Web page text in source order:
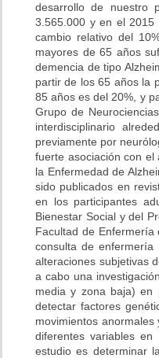
desarrollo de nuestro
3.565.000 y en el 2015
cambio relativo del
mayores de 65 años
demencia de tipo
partir de los 65 años la
85 años es del 20%, y
Grupo de
interdisciplinario
previamente por
fuerte asociación con el
la Enfermedad de
sido publicados en
en los participantes
Bienestar Social y del
Facultad de Enfermería
consulta de
alteraciones subjetivas
a cabo una
media y zona baja)
detectar factores
movimientos
diferentes variables
estudio es determinar